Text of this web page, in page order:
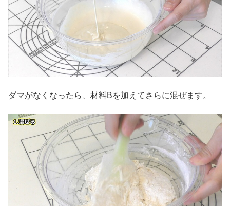
ダマがなくなったら、材料Bを加えてさらに混ぜます。